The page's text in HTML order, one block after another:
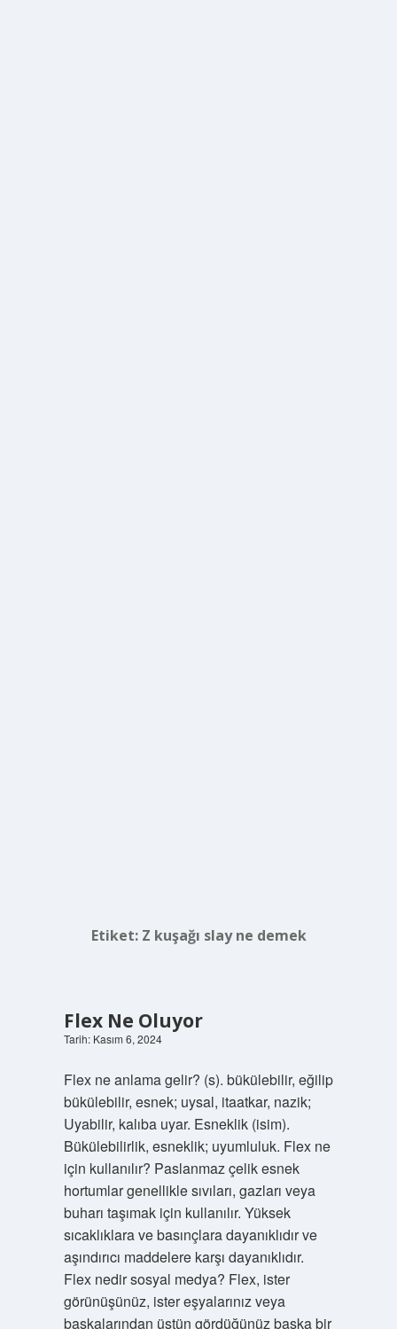
Etiket: Z kuşağı slay ne demek
Flex Ne Oluyor
Tarih: Kasım 6, 2024
Flex ne anlama gelir? (s). bükülebilir, eğilip
bükülebilir, esnek; uysal, itaatkar, nazik;
Uyabilir, kalıba uyar. Esneklik (isim).
Bükülebilirlik, esneklik; uyumluluk. Flex ne
için kullanılır? Paslanmaz çelik esnek
hortumlar genellikle sıvıları, gazları veya
buharı taşımak için kullanılır. Yüksek
sıcaklıklara ve basınçlara dayanıklıdır ve
aşındırıcı maddelere karşı dayanıklıdır.
Flex nedir sosyal medya? Flex, ister
görünüşünüz, ister eşyalarınız veya
başkalarından üstün gördüğünüz başka bir